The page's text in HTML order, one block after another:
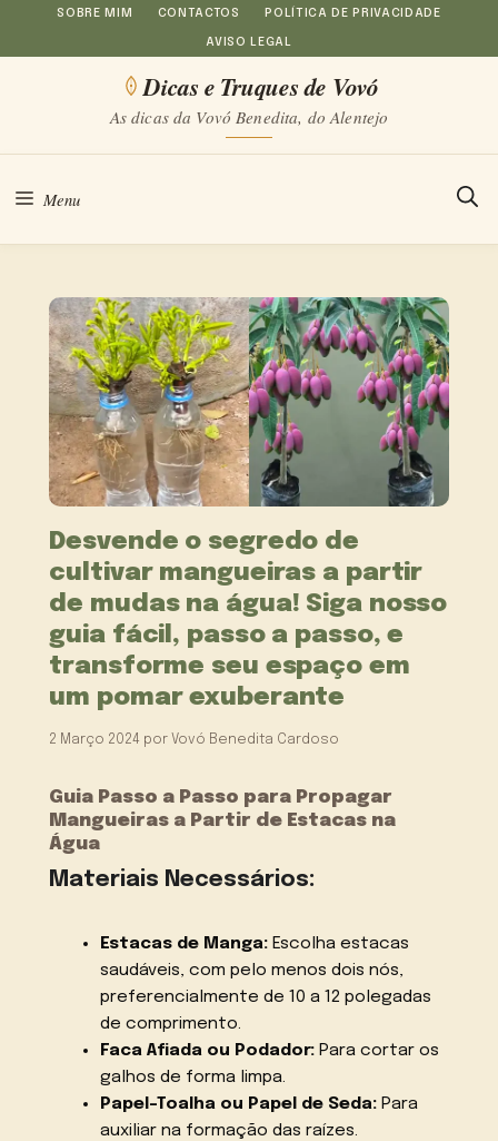
Saltar
para
conteúdo
SOBRE MIM CONTACTOS POLÍTICA DE PRIVACIDADE
AVISO LEGAL
Dicas e Truques de Vovó
As dicas da Vovó Benedita, do Alentejo
Menu
Desvende o segredo de
cultivar mangueiras a partir
de mudas na água! Siga nosso
guia fácil, passo a passo, e
transforme seu espaço em
um pomar exuberante
2 Março 2024 por Vovó Benedita Cardoso
Guia Passo a Passo para Propagar
Mangueiras a Partir de Estacas na
Água
Materiais Necessários:
Estacas de Manga:Escolha estacas
saudáveis, com pelo menos dois nós,
preferencialmente de 10 a 12 polegadas
de comprimento.
Faca Afiada ou Podador:Para cortar os
galhos de forma limpa.
Papel-Toalha ou Papel de Seda:Para
auxiliar na formação das raízes.